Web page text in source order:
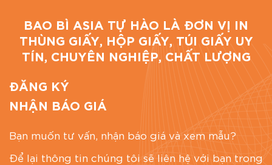
hộp cứng cao cấp, túi giấy, bao bì thực phẩm…
theo mọi yêu cầu thiết kế.
BAO BÌ ASIA
Địa chỉ: 766/18 Lạc Long Quân, Phường 9, Tân
Bình, TP.HCM
Hotline: 0867 886 811
Email: baobiasiavn@gmail.com
https://baobiasia.com
BAO BÌ ASIA TỰ HÀO LÀ ĐƠN VỊ IN
THÙNG GIẤY, HỘP GIẤY, TÚI GIẤY UY
TÍN, CHUYÊN NGHIỆP, CHẤT LƯỢNG
ĐĂNG KÝ
NHẬN BÁO GIÁ
Bạn muốn tư vấn, nhận báo giá và xem mẫu?
Để lại thông tin chúng tôi sẽ liên hệ với bạn trong